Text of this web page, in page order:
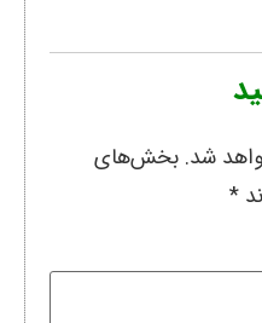
شد. بخش‌های
*